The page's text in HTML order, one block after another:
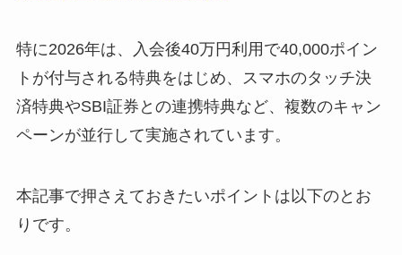
特に2026年は、入会後40万円利用で40,000ポイン
トが付与される特典をはじめ、スマホのタッチ決
済特典やSBI証券との連携特典など、複数のキャン
ペーンが並行して実施されています。
本記事で押さえておきたいポイントは以下のとお
りです。